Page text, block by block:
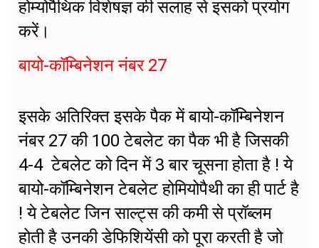
होम्योपैथिक विशेषज्ञ की सलाह से इसको प्रयोग
करें।
बायो-कॉम्बिनेशन नंबर 27
इसके अतिरिक्त इसके पैक में बायो-कॉम्बिनेशन
नंबर 27 की 100 टेबलेट का पैक भी है जिसकी
4-4 टेबलेट को दिन में 3 बार चूसना होता है ! ये
बायो-कॉम्बिनेशन टेबलेट होमियोपैथी का ही पार्ट है
! ये टेबलेट जिन साल्ट्स की कमी से प्रॉब्लम
होती है उनकी डेफिशियेंसी को पूरा करती है जो